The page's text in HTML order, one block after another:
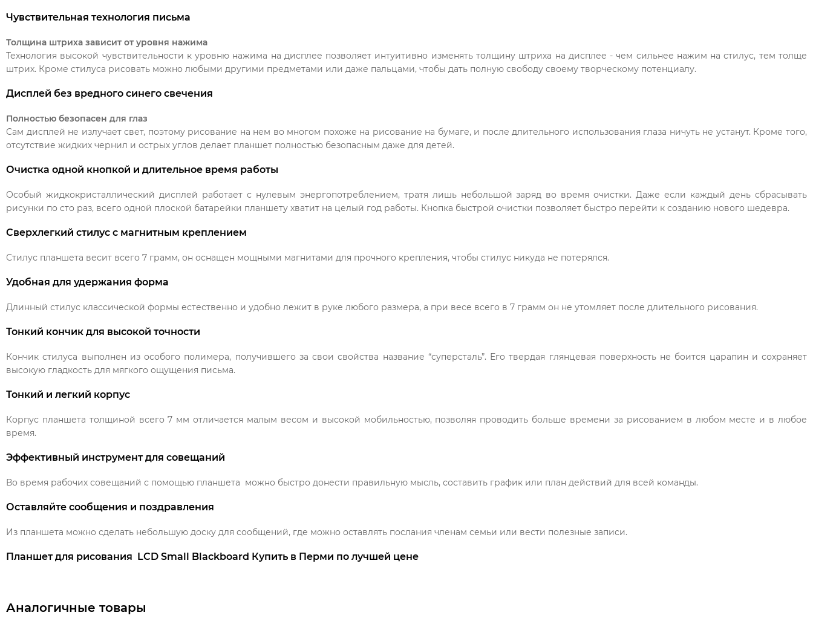
Чувствительная технология письма
Толщина штриха зависит от уровня нажима
Технология высокой чувствительности к уровню нажима на дисплее позволяет интуитивно изменять толщину штриха на дисплее - чем сильнее нажим на стилус, тем толще
штрих. Кроме стилуса рисовать можно любыми другими предметами или даже пальцами, чтобы дать полную свободу своему творческому потенциалу.
Дисплей без вредного синего свечения
Полностью безопасен для глаз
Сам дисплей не излучает свет, поэтому рисование на нем во многом похоже на рисование на бумаге, и после длительного использования глаза ничуть не устанут. Кроме того,
отсутствие жидких чернил и острых углов делает планшет полностью безопасным даже для детей.
Очистка одной кнопкой и длительное время работы
Особый жидкокристаллический дисплей работает с нулевым энергопотреблением, тратя лишь небольшой заряд во время очистки. Даже если каждый день сбрасывать
рисунки по сто раз, всего одной плоской батарейки планшету хватит на целый год работы. Кнопка быстрой очистки позволяет быстро перейти к созданию нового шедевра.
Сверхлегкий стилус с магнитным креплением
Стилус планшета весит всего 7 грамм, он оснащен мощными магнитами для прочного крепления, чтобы стилус никуда не потерялся.
Удобная для удержания форма
Длинный стилус классической формы естественно и удобно лежит в руке любого размера, а при весе всего в 7 грамм он не утомляет после длительного рисования.
Тонкий кончик для высокой точности
Кончик стилуса выполнен из особого полимера, получившего за свои свойства название “суперсталь”. Его твердая глянцевая поверхность не боится царапин и сохраняет
высокую гладкость для мягкого ощущения письма.
Тонкий и легкий корпус
Корпус планшета толщиной всего 7 мм отличается малым весом и высокой мобильностью, позволяя проводить больше времени за рисованием в любом месте и в любое
время.
Эффективный инструмент для совещаний
Во время рабочих совещаний с помощью планшета можно быстро донести правильную мысль, составить график или план действий для всей команды.
Оставляйте сообщения и поздравления
Из планшета можно сделать небольшую доску для сообщений, где можно оставлять послания членам семьи или вести полезные записи.
Планшет для рисования LCD Small Blackboard Купить в Перми по лучшей цене
Аналогичные товары